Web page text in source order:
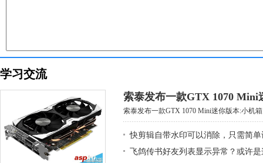
学习交流
索泰发布一款GTX 1070 Mini
索泰发布一款GTX 1070 Mini迷你版本:小机
快剪辑自带水印可以消除，只需简单
飞鸽传书好友列表显示异常？或许